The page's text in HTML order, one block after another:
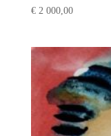
€2 000,00